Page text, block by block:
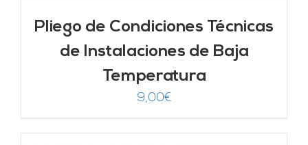
Pliego de Condiciones Técnicas
de Instalaciones de Baja
Temperatura
9,00€